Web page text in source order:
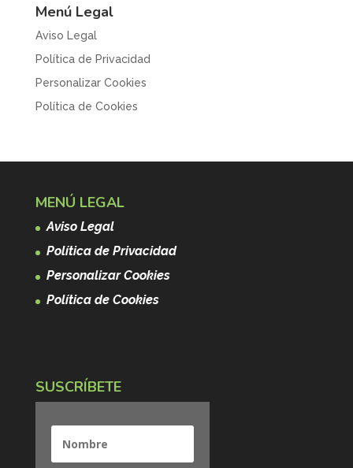
Menú Legal
Aviso Legal
Política de Privacidad
Personalizar Cookies
Política de Cookies
MENÚ LEGAL
Aviso Legal
Política de Privacidad
Personalizar Cookies
Política de Cookies
SUSCRÍBETE